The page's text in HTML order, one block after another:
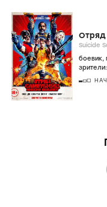
Отряд
боевик,
зрители: